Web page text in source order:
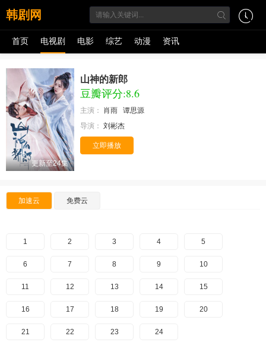
韩剧网
首页 电视剧 电影 综艺 动漫 资讯
更新至24集
山神的新郎
豆瓣评分:8.6
主演： 肖雨
谭思源
导演： 刘彬杰
立即播放
加速云 免费云
1 2 3 4 5
6 7 8 9 10
11 12 13 14 15
16 17 18 19 20
21 22 23 24